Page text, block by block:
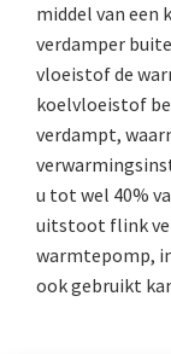
middel van een
verdamper
vloeistof de
koelvloeistof
verdampt,
u tot wel 40%
uitstoot flink
warmtepomp,
ook gebruikt